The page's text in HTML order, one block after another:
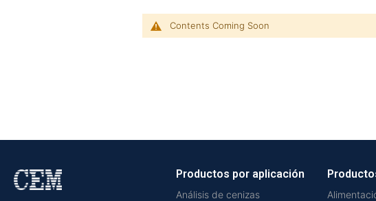
Contents Coming Soon
Productos por aplicación
Análisis de cenizas